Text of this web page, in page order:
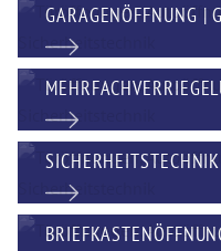
GARAGENÖFFNUNG |